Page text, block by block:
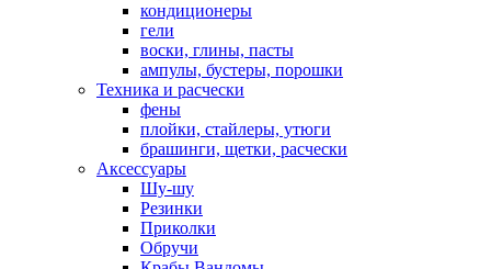
кондиционеры
гели
воски, глины, пасты
ампулы, бустеры, порошки
Техника и расчески
фены
плойки, стайлеры, утюги
брашинги, щетки, расчески
Аксессуары
Шу-шу
Резинки
Приколки
Обручи